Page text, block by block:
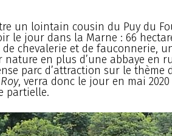
un lointain cousin du Puy du
le jour dans la Marne : 66
de chevalerie et de fauconnerie,
nature en plus d’une abbaye en
parc d’attraction sur le thème
, verra donc le jour en mai
partielle.